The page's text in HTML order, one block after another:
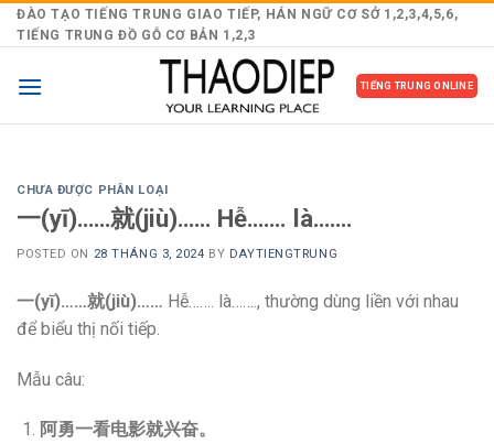
SkipĐÀO TẠO TIẾNG TRUNG GIAO TIẾP, HÁN NGỮ CƠ SỞ 1,2,3,4,5,6,
TIẾNG TRUNG ĐỒ GỖ CƠ BẢN 1,2,3
TIẾNG TRUNG ONLINE
CHƯA ĐƯỢC PHÂN LOẠI
一(yī)……就(jiù)…… Hễ……. là…….
POSTED ON 28 THÁNG 3, 2024 BY DAYTIENGTRUNG
一(yī)……就(jiù)…… Hễ……. là……., thường dùng liền với nhau
để biểu thị nối tiếp.
Mẫu câu:
阿勇一看电影就兴奋。